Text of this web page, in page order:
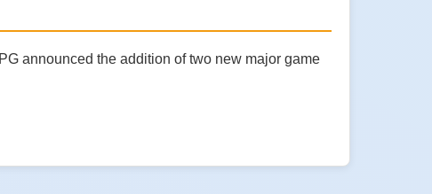
announced the addition of two new major game